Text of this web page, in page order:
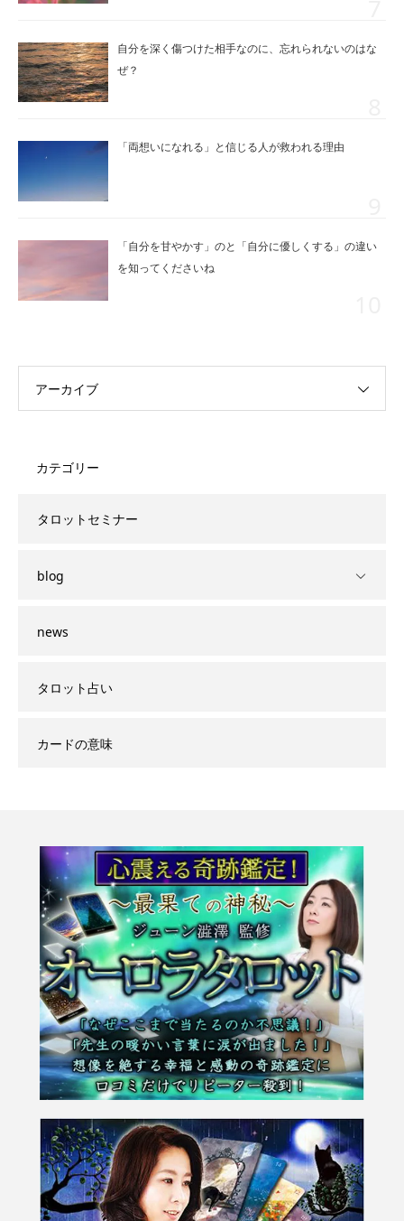
自分を深く傷つけた相手なのに、忘れられないのはな
ぜ？
「両想いになれる」と信じる人が救われる理由
「自分を甘やかす」のと「自分に優しくする」の違い
を知ってくださいね
アーカイブ
カテゴリー
タロットセミナー
blog
news
タロット占い
カードの意味